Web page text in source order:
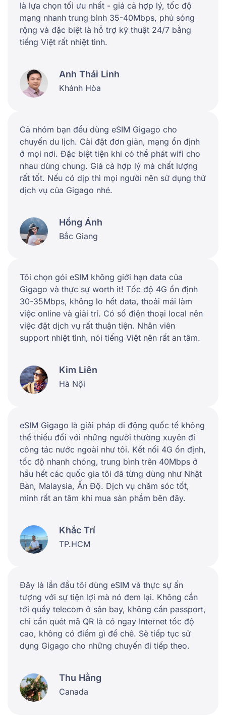
là lựa chọn tối ưu nhất - giá cả hợp lý, tốc độ
mạng nhanh trung bình 35-40Mbps, phủ sóng
rộng và đặc biệt là hỗ trợ kỹ thuật 24/7 bằng
tiếng Việt rất nhiệt tình.
Anh Thái Linh
Khánh Hòa
Cả nhóm bạn đều dùng eSIM Gigago cho
chuyến du lịch. Cài đặt đơn giản, mạng ổn định
ở mọi nơi. Đặc biệt tiện khi có thể phát wifi cho
nhau dùng chung. Giá cả hợp lý mà chất lượng
rất tốt. Nếu có dịp thì mọi người nên sử dụng thử
dịch vụ của Gigago nhé.
Hồng Ánh
Bắc Giang
Tôi chọn gói eSIM không giới hạn data của
Gigago và thực sự worth it! Tốc độ 4G ổn định
30-35Mbps, không lo hết data, thoải mái làm
việc online và giải trí. Có số điện thoại local nên
việc đặt dịch vụ rất thuận tiện. Nhân viên
support nhiệt tình, nói tiếng Việt nên rất an tâm.
Kim Liên
Hà Nội
eSIM Gigago là giải pháp di động quốc tế không
thể thiếu đối với những người thường xuyên đi
công tác nước ngoài như tôi. Kết nối 4G ổn định,
tốc độ nhanh chóng, trung bình trên 40Mbps ở
hầu hết các quốc gia tôi đã từng dùng như Nhật
Bản, Malaysia, Ấn Độ. Dịch vụ chăm sóc tốt,
mình rất an tâm khi mua sản phẩm bên đây.
Khắc Trí
TP.HCM
Đây là lần đầu tôi dùng eSIM và thực sự ấn
tượng với sự tiện lợi mà nó đem lại. Không cần
tới quầy telecom ở sân bay, không cần passport,
chỉ cần quét mã QR là có ngay Internet tốc độ
cao, không có điểm gì để chê. Sẽ tiếp tục sử
dụng Gigago cho những chuyến đi tiếp theo.
Thu Hằng
Canada